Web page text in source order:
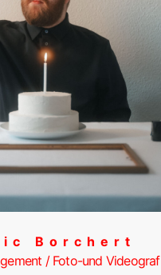
Borchert
/ Foto-und Videograf